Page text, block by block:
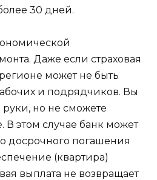
30 дней.
Даже если страховая
может не быть
и подрядчиков. Вы
но не сможете
В этом случае банк может
досрочного погашения
(квартира)
выплата не возвращает